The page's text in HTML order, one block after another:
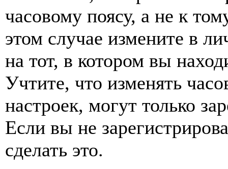
часовому поясу, а не к
этом случае измените в
на тот, в котором вы
Учтите, что изменять
настроек, могут только
Если вы не
сделать это.